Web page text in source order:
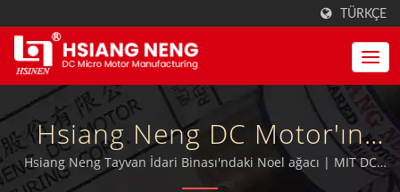
TÜRKÇE
Hsiang Neng DC Motor'ın
Tüm Iyi Arkadaşlarına Mutlu
Hsiang Neng Tayvan İdari Binası'ndaki Noel ağacı | MIT DC
Motorları, Motor Dişlileri ve Dişli Kutuları, ISO 9001:2015